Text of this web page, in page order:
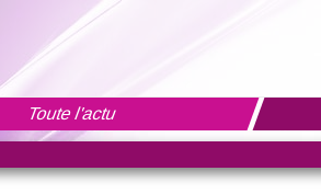
Toute l'actu